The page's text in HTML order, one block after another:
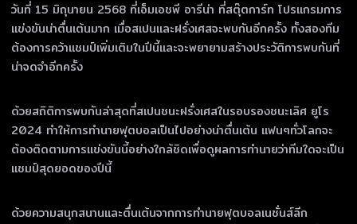
วันที่ 15 มิถุนายน 2568 ที่เอ็มเอชพี อารีน่า ที่สตุ๊ตการ์ท โปรแกรมการ
แข่งขันน่าตื่นเต้นมาก เมื่อสเปนและฝรั่งเศสจะพบกันอีกครั้ง ทั้งสองทีม
ต้องการคว้าแชมป์เพิ่มเติมในปีนี้และจะพยายามสร้างประวัติการพบกันที่
น่าจดจำอีกครั้ง
ด้วยสถิติการพบกันล่าสุดที่สเปนชนะฝรั่งเศสในรอบรองชนะเลิศ ยูโร
2024 ทำให้การทำนายฟุตบอลเป็นไปอย่างน่าตื่นเต้น แฟนๆทั่วโลกจะ
ต้องติดตามการแข่งขันนี้อย่างใกล้ชิดเพื่อดูผลการทำนายว่าทีมใดจะเป็น
แชมป์สุดยอดของปีนี้
ด้วยความสนุกสนานและตื่นเต้นจากการทำนายฟุตบอลเนชั่นส์ลีก